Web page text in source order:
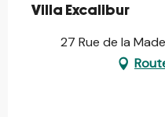
Villa Excalibur
27 Rue de la